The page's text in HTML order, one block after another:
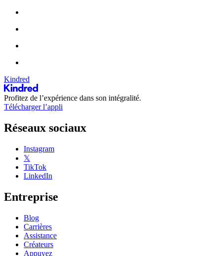
Kindred
Profitez de l’expérience dans son intégralité.
Télécharger l’appli
Réseaux sociaux
Instagram
𝕏
TikTok
LinkedIn
Entreprise
Blog
Carrières
Assistance
Créateurs
Appuyez